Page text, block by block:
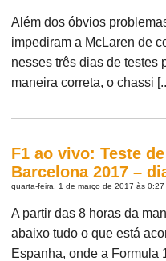
Além dos óbvios
impediram a McLaren de
nesses três dias de testes
maneira correta, o chassi
F1 ao vivo: Teste
Barcelona 2017 –
quarta-feira, 1 de março de 2017 às 0:27
A partir das 8 horas da
abaixo tudo o que está
Espanha, onde a Formula